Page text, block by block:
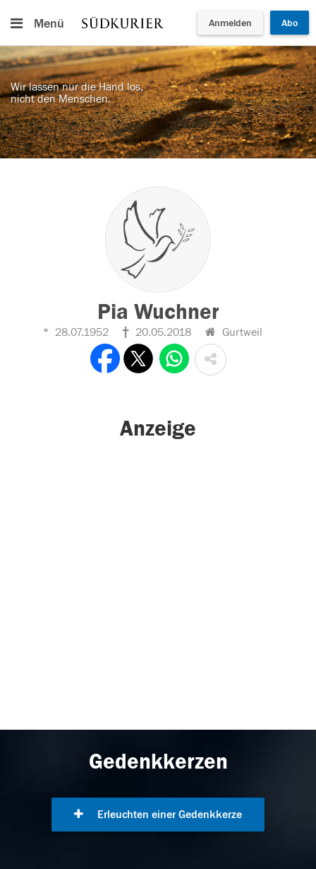
Menü Anmelden Abo
Wir lassen nur die Hand los,
nicht den Menschen.
Pia Wuchner
28.07.1952 20.05.2018 Gurtweil
Anzeige
Gedenkkerzen
Erleuchten einer Gedenkkerze